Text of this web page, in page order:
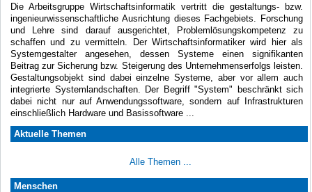
Die Arbeitsgruppe Wirtschaftsinformatik vertritt die gestaltungs- bzw.
ingenieurwissenschaftliche Ausrichtung dieses Fachgebiets. Forschung
und Lehre sind darauf ausgerichtet, Problemlösungskompetenz zu
schaffen und zu vermitteln. Der Wirtschaftsinformatiker wird hier als
Systemgestalter angesehen, dessen Systeme einen signifikanten
Beitrag zur Sicherung bzw. Steigerung des Unternehmenserfolgs leisten.
Gestaltungsobjekt sind dabei einzelne Systeme, aber vor allem auch
integrierte Systemlandschaften. Der Begriff "System" beschränkt sich
dabei nicht nur auf Anwendungssoftware, sondern auf Infrastrukturen
einschließlich Hardware und Basissoftware ...
Aktuelle Themen
Alle Themen ...
Menschen